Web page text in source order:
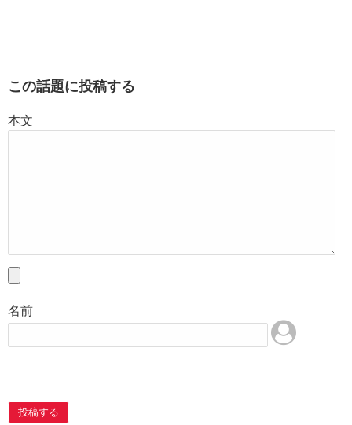
この話題に投稿する
本文
名前
投稿する